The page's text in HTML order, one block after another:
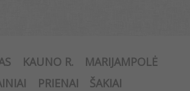
KAUNO R.
MARIJAMPOLĖ
PRIENAI
ŠAKIAI